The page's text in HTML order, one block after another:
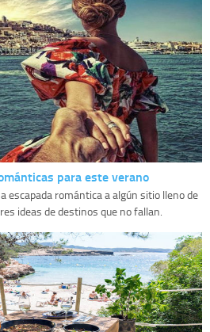
para este verano
escapada romántica a algún sitio lleno de
ideas de destinos que no fallan.